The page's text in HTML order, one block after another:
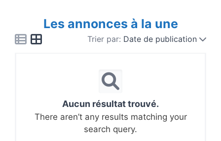
Les annonces à la une
Trier par: Date de publication
Aucun résultat trouvé.
There aren’t any results matching your
search query.